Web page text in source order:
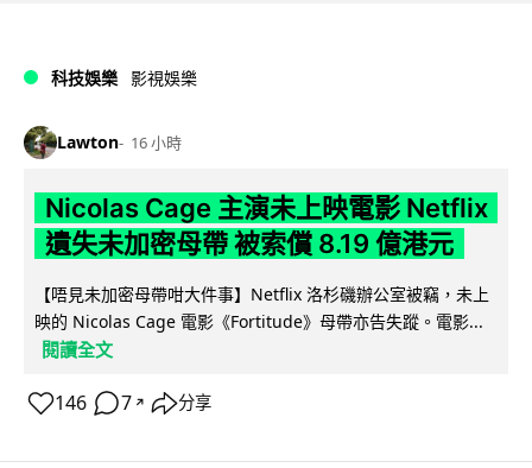
科技娛樂 影視娛樂
Lawton 16 小時
Nicolas Cage 主演未上映電影 Netflix
遺失未加密母帶 被索償 8.19 億港元
【唔見未加密母帶咁大件事】Netflix 洛杉磯辦公室被竊，未上
映的 Nicolas Cage 電影《Fortitude》母帶亦告失蹤。電影...
閱讀全文
146 7 ↗ 分享